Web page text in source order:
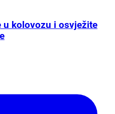
u kolovozu i osvježite